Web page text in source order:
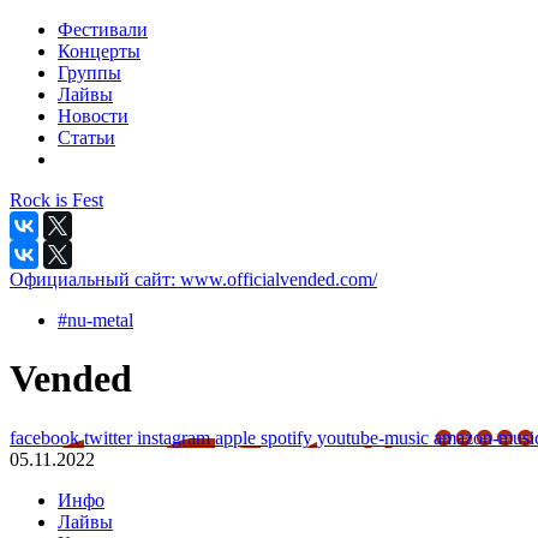
Фестивали
Концерты
Группы
Лайвы
Новости
Статьи
Rock is Fest
Официальный сайт: www.officialvended.com/
#nu-metal
Vended
facebooktwitterinstagramapple spotifyyoutube-music amazon-
05.11.2022
Инфо
Лайвы